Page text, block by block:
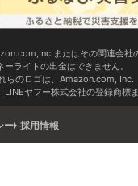
またはその関連会社
ライトの出金はできません。
のロゴは、Amazon.com, Inc.
ヤフー株式会社の登録商標
ー 採用情報